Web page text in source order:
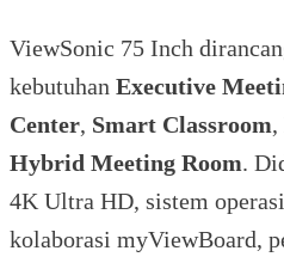
ViewSonic 75 Inch
kebutuhan Executive
Center, Smart Classroom,
Hybrid Meeting Room.
4K Ultra HD, sistem
kolaborasi myViewBoard,